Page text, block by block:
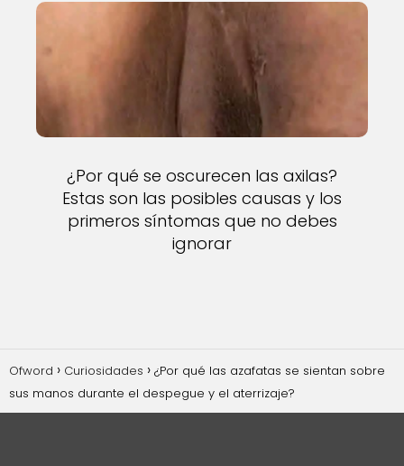
¿Por qué se oscurecen las axilas?
Estas son las posibles causas y los
primeros síntomas que no debes
ignorar
Ofword Curiosidades
¿Por qué las azafatas se sientan sobre
sus manos durante el despegue y el aterrizaje?